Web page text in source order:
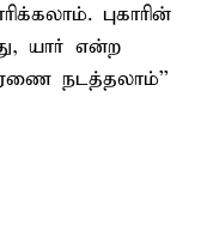
புகாரின்
யார் என்ற
நடத்தலாம்’’